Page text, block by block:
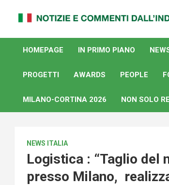
By Internews
internazionale
HOMEPAGE
IN PRIMO PIANO
PROGETTI AWARDS PEOPLE
MILANO-CORTINA 2026 NON SOLO
NEWS ITALIA
Logistica : “Taglio del
presso Milano,